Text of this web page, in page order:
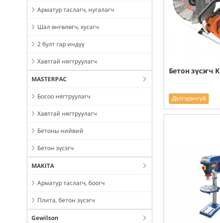
Арматур таслагч, нугалагч
Шал өнгөлөгч, хусагч
2 булт гар индүү
Хавтгай нягтруулагч
MASTERPAC
Босоо нягтруулагч
Хавтгай нягтруулагч
Бетоны нийвий
Бетон зүсэгч
MAKITA
Арматур таслагч, боогч
Плита, бетон зүсэгч
Gewilson
Бетон зүсэгч
Дэлгэрэнгүй